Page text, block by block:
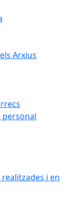
Arxius
personal
i en